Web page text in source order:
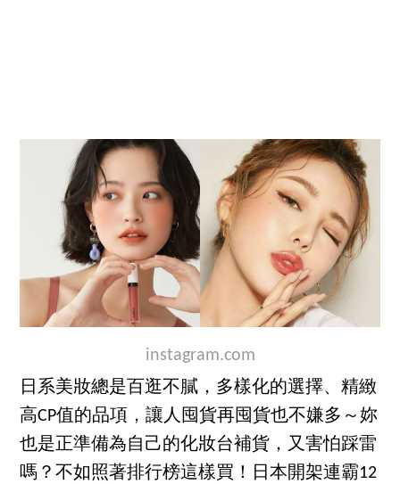
instagram.com
日系美妝總是百逛不膩，多樣化的選擇、精緻
高CP值的品項，讓人囤貨再囤貨也不嫌多～妳
也是正準備為自己的化妝台補貨，又害怕踩雷
嗎？不如照著排行榜這樣買！日本開架連霸12